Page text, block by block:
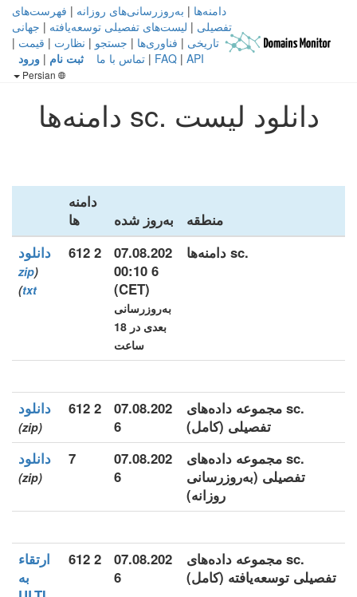
دامنه‌ها | به‌روزرسانی‌های روزانه | فهرست‌های
تفصیلی | لیست‌های تفصیلی توسعه‌یافته | جهانی
تاریخی | فناوری‌ها | جستجو | نظارت | قیمت |
FAQ | API
| تماس با ما ثبت نام | ورود
دانلود لیست .sc دامنه‌ها
منطقه به‌روز شده
دامنه‌
ها
.sc دامنه‌ها
07.08.202
6 00:10
(CET)
به‌روزرسانی
بعدی در 18
ساعت
2 612 دانلود
(
zip
txt
)
.sc مجموعه داده‌های
تفصیلی (کامل)
07.08.202
6
2 612 دانلود
(zip)
.sc مجموعه داده‌های
تفصیلی (به‌روزرسانی
روزانه)
07.08.202
6
7 دانلود
(zip)
.sc مجموعه داده‌های
تفصیلی توسعه‌یافته (کامل)
07.08.202
6
2 612
ارتقاء
به